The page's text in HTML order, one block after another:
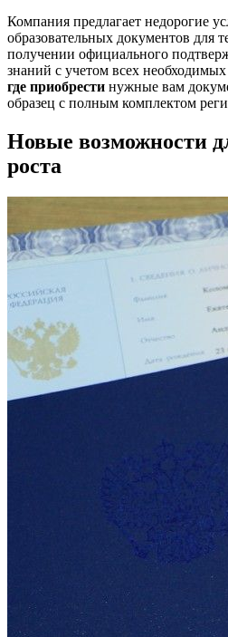
Компания предлагает недорогие
образовательных документов для
получении официального
знаний с учетом всех
где приобрести нужные вам
образец с полным комплектом
Новые возможности
роста